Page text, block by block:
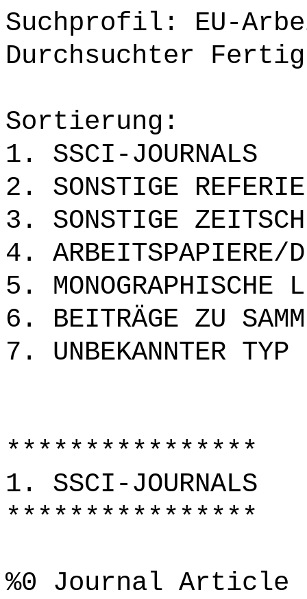
Suchprofil: EU-
Durchsuchter
Sortierung:
1. SSCI-JOURNALS
2. SONSTIGE
3. SONSTIGE
4. ARBEITSPAPIERE/
5. MONOGRAPHISCHE
6. BEITRÄGE ZU
7. UNBEKANNTER TYP
****************
1. SSCI-JOURNALS
****************
%0 Journal Article